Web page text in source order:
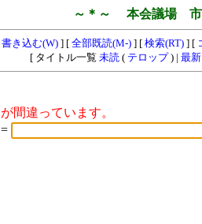
～＊～ 本会議場 市
書き込む(W)] [ 全部既読(M-)] [ 検索(RT)] [
[ タイトル一覧 未読( テロップ) | 最新
間違っています。